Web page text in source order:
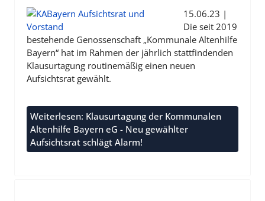
15.06.23 |
Die seit 2019
bestehende Genossenschaft „Kommunale Altenhilfe
Bayern“ hat im Rahmen der jährlich stattfindenden
Klausurtagung routinemäßig einen neuen
Aufsichtsrat gewählt.
Weiterlesen: Klausurtagung der Kommunalen
Altenhilfe Bayern eG - Neu gewählter
Aufsichtsrat schlägt Alarm!